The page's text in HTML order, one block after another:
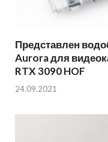
Представлен
Aurora для
RTX 3090 HOF
24.09.2021